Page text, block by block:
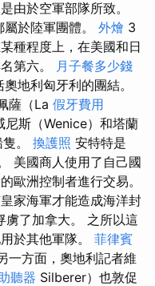
由於空軍部隊所致。
於陸軍團體。 外燴 3
種程度上，在美國和日
第六。 月子餐多少錢
地利匈牙利的團結。
薩（La 假牙費用
斯（Wenice）和塔蘭
。 換護照 安特特是
美國商人使用了自己國
歐洲控制者進行交易。
家海軍才能造成海洋封
虜了加拿大。 之所以這
於其他軍隊。 菲律賓
一方面，奧地利記者維
聽器 Silberer）也敦促